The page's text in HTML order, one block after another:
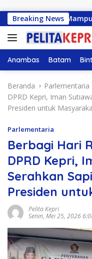
Breaking News
Harus Mampu
Anambas Batam
Beranda Parlementaria
DPRD Kepri, Iman
Presiden untuk
Parlementaria
Berbagi Hari
DPRD Kepri,
Serahkan
Presiden
Pelita Kepri
Senin, Mei 25, 2026